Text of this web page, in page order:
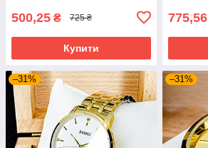
500,25 ₴ 725 ₴
Купити
775,56
–31% –31%